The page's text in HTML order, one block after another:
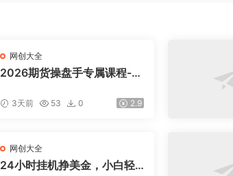
网创大全
2026期货操盘手专属课程-更
适配短线玩家打造成熟交易模
3天前 53 0 2.9
网创大全
24小时挂机挣美金，小白轻